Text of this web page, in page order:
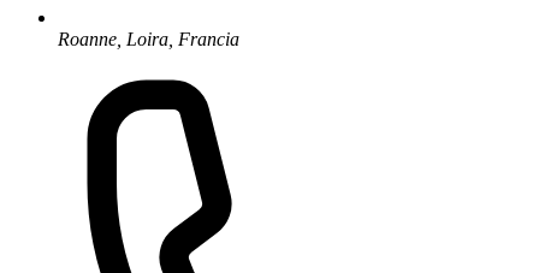
Roanne, Loira, Francia